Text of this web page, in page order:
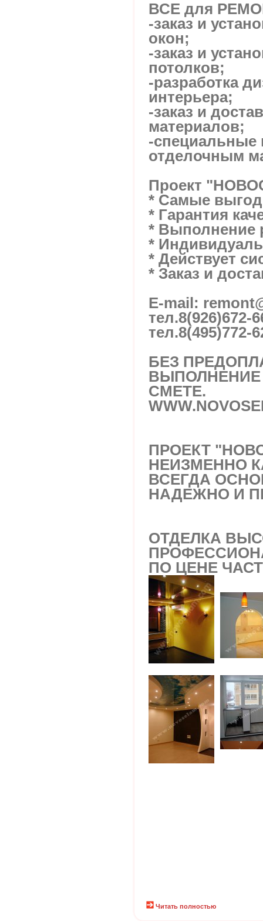
ВСЕ для
-заказ и
окон;
-заказ и
потолков;
-разработка
интерьера;
-заказ и
материалов;
-специальные
отделочным
Проект
* Самые
* Гарантия
* Выполнение
*
* Действует
* Заказ и
E-mail:
тел.8(926)672-
тел.8(495)772-
БЕЗ
ВЫПОЛНЕНИЕ
СМЕТЕ.
ПРОЕКТ
НЕИЗМЕННО
ВСЕГДА
НАДЕЖНО И
ОТДЕЛКА
ПО ЦЕНЕ
Читать полностью